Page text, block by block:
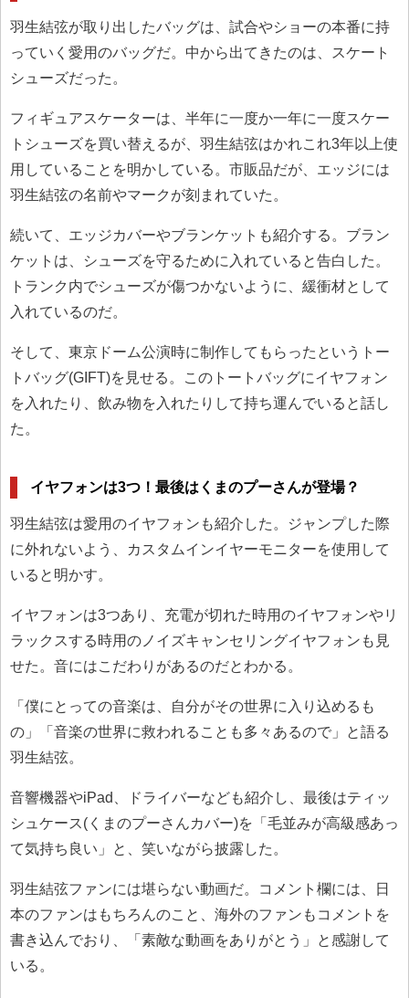
羽生結弦が取り出したバッグは、試合やショーの本番に持
っていく愛用のバッグだ。中から出てきたのは、スケート
シューズだった。
フィギュアスケーターは、半年に一度か一年に一度スケー
トシューズを買い替えるが、羽生結弦はかれこれ3年以上使
用していることを明かしている。市販品だが、エッジには
羽生結弦の名前やマークが刻まれていた。
続いて、エッジカバーやブランケットも紹介する。ブラン
ケットは、シューズを守るために入れていると告白した。
トランク内でシューズが傷つかないように、緩衝材として
入れているのだ。
そして、東京ドーム公演時に制作してもらったというトー
トバッグ(GIFT)を見せる。このトートバッグにイヤフォン
を入れたり、飲み物を入れたりして持ち運んでいると話し
た。
イヤフォンは3つ！最後はくまのプーさんが登場？
羽生結弦は愛用のイヤフォンも紹介した。ジャンプした際
に外れないよう、カスタムインイヤーモニターを使用して
いると明かす。
イヤフォンは3つあり、充電が切れた時用のイヤフォンやリ
ラックスする時用のノイズキャンセリングイヤフォンも見
せた。音にはこだわりがあるのだとわかる。
「僕にとっての音楽は、自分がその世界に入り込めるも
の」「音楽の世界に救われることも多々あるので」と語る
羽生結弦。
音響機器やiPad、ドライバーなども紹介し、最後はティッ
シュケース(くまのプーさんカバー)を「毛並みが高級感あっ
て気持ち良い」と、笑いながら披露した。
羽生結弦ファンには堪らない動画だ。コメント欄には、日
本のファンはもちろんのこと、海外のファンもコメントを
書き込んでおり、「素敵な動画をありがとう」と感謝して
いる。